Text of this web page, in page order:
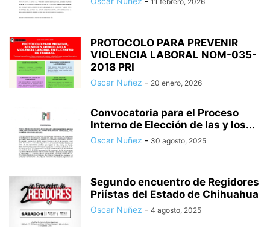
PROTOCOLO PARA PREVENIR
VIOLENCIA LABORAL NOM-035-
2018 PRI
Oscar Nuñez - 20 enero, 2026
Convocatoria para el Proceso
Interno de Elección de las y los...
Oscar Nuñez - 30 agosto, 2025
Segundo encuentro de Regidores
Priístas del Estado de Chihuahua
Oscar Nuñez - 4 agosto, 2025